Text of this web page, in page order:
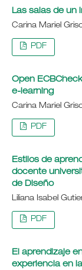
Las salas de un
Carina Mariel
PDF
Open
e-learning
Carina Mariel
PDF
Estilos de
docente
de Diseño
Liliana Isabel
PDF
El aprendizaje
experiencia en